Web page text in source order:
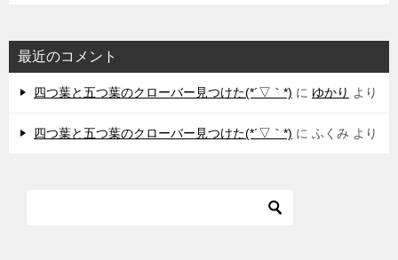
最近のコメント
四つ葉と五つ葉のクローバー見つけた(*´▽｀*) に ゆかり より
四つ葉と五つ葉のクローバー見つけた(*´▽｀*) に ふくみ より